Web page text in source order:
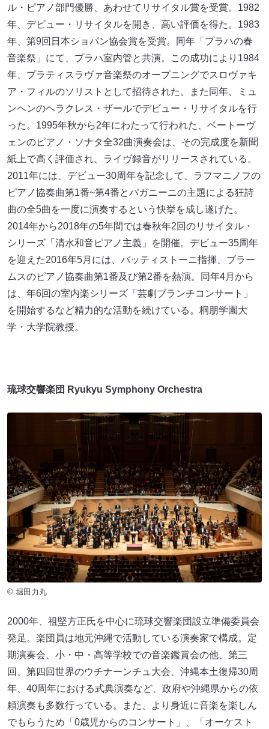
ル・ピアノ部門優勝、あわせてリサイタル賞を受賞。1982
年、デビュー・リサイタルを開き、高い評価を得た。1983
年、第9回日本ショパン協会賞を受賞。同年「プラハの春
音楽祭」にて、プラハ室内管と共演。この成功により1984
年、プラティスラヴァ音楽祭のオープニングでスロヴァキ
ア・フィルのソリストとして招待された。また同年、ミュ
ンヘンのヘラクレス・ザールでデビュー・リサイタルを行
った。1995年秋から2年にわたって行われた、ベートーヴ
ェンのピアノ・ソナタ全32曲演奏会は、その完成度を新聞
紙上で高く評価され、ライヴ録音がリリースされている。
2011年には、デビュー30周年を記念して、ラフマニノフの
ピアノ協奏曲第1番~第4番とパガニーニの主題による狂詩
曲の全5曲を一度に演奏するという快挙を成し遂げた。
2014年から2018年の5年間では春秋年2回のリサイタル・
シリーズ「清水和音ピアノ主義」を開催。デビュー35周年
を迎えた2016年5月には、バッティストーニ指揮、ブラー
ムスのピアノ協奏曲第1番及び第2番を熱演。同年4月から
は、年6回の室内楽シリーズ「芸劇ブランチコンサート」
を開始するなど精力的な活動を続けている。桐朋学園大
学・大学院教授。
琉球交響楽団 Ryukyu Symphony Orchestra
© 堀田力丸
2000年、祖堅方正氏を中心に琉球交響楽団設立準備委員会
発足。楽団員は地元沖縄で活動している演奏家で構成。定
期演奏会、小・中・高等学校での音楽鑑賞会の他、第三
回、第四回世界のウチナーンチュ大会、沖縄本土復帰30周
年、40周年における式典演奏など、政府や沖縄県からの依
頼演奏も多数行っている。また、より身近に音楽を楽しん
でもらうため「0歳児からのコンサート」、「オーケスト